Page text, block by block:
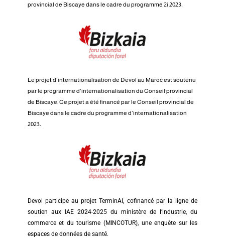
provincial de Biscaye dans le cadre du programme 2i 2023.
Le projet d’internationalisation de Devol au Maroc est soutenu
par le programme d’internationalisation du Conseil provincial
de Biscaye.Ce projet a été financé par le Conseil provincial de
Biscaye dans le cadre du programme d’internationalisation
2023.
Devol participe au projet TerminAI, cofinancé par la ligne de
soutien aux IAE 2024-2025 du ministère de l’industrie, du
commerce et du tourisme (MINCOTUR), une enquête sur les
espaces de données de santé.